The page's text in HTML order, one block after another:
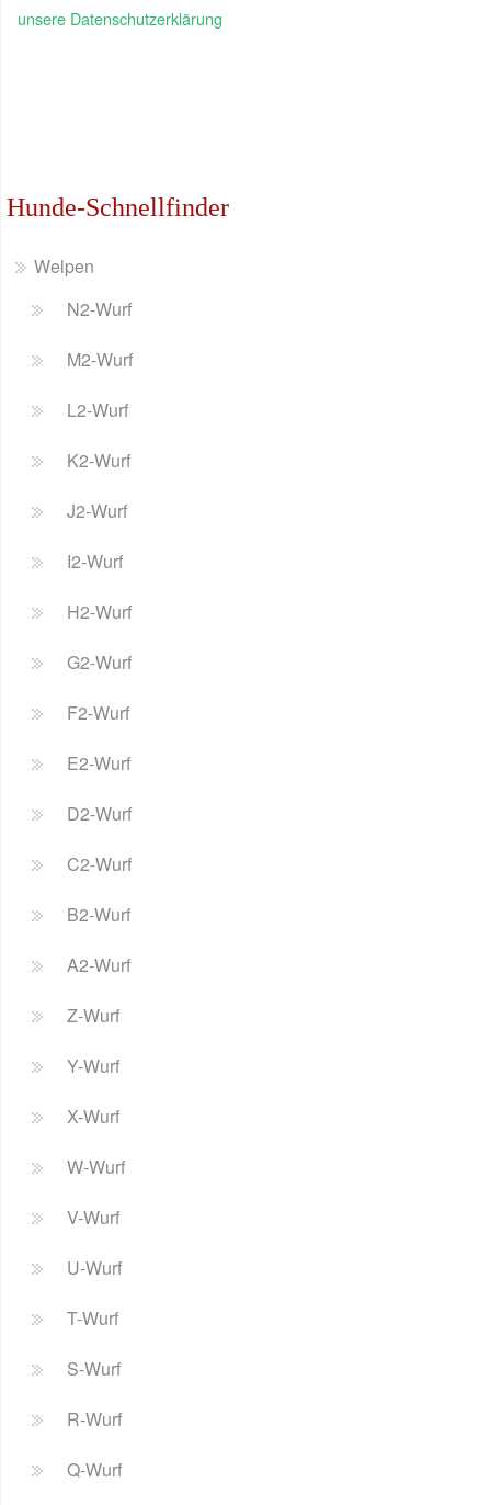
unsere Datenschutzerklärung
Hunde-Schnellfinder
Welpen
N2-Wurf
M2-Wurf
L2-Wurf
K2-Wurf
J2-Wurf
I2-Wurf
H2-Wurf
G2-Wurf
F2-Wurf
E2-Wurf
D2-Wurf
C2-Wurf
B2-Wurf
A2-Wurf
Z-Wurf
Y-Wurf
X-Wurf
W-Wurf
V-Wurf
U-Wurf
T-Wurf
S-Wurf
R-Wurf
Q-Wurf